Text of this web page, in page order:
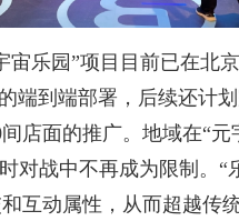
宙乐园”项目目前已在北
端到端部署，后续还计
店面的推广。地域在“元
对战中不再成为限制。“
互动属性，从而超越传